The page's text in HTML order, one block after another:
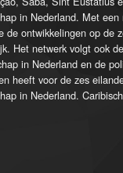
in Nederland. Met
de ontwikkelingen op de
Het netwerk volgt ook
in Nederland en de
heeft voor de zes
in Nederland.